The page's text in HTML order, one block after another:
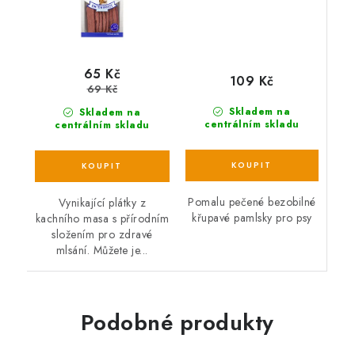
Skladem na
centrálním skladu
65 Kč
69 Kč
Vynikající plátky z
kachního masa s přírodním
složením pro zdravé
mlsání. Můžete je...
Skladem na
centrálním skladu
109 Kč
Pomalu pečené bezobilné
křupavé pamlsky pro psy
Podobné produkty